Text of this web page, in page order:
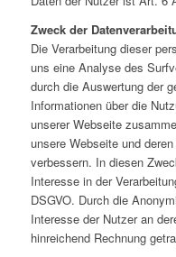
Zweck der
Die Verarbeitung dieser
uns eine Analyse des
durch die Auswertung der
Informationen über die
unserer Webseite
unsere Webseite und
verbessern. In diesen
Interesse in der
DSGVO. Durch die
Interesse der Nutzer an
hinreichend Rechnung